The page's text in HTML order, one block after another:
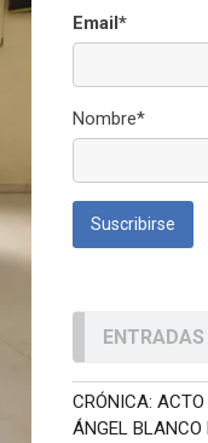
Email*
Nombre*
CRÓNICA: ACTO
ÁNGEL BLANCO